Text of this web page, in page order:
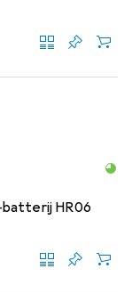
batterij HR06